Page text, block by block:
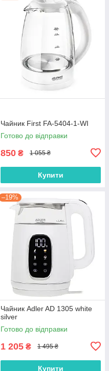
Чайник First FA-5404-1-WI
Готово до відправки
850 ₴ 1 055 ₴
Купити
–19%
Чайник Adler AD 1305 white
silver
Готово до відправки
1 205 ₴ 1 495 ₴
Купити